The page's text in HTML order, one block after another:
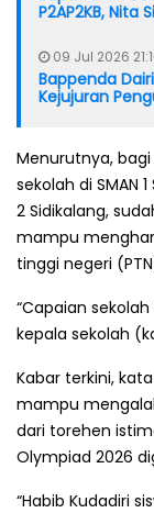
P2AP2KB, Nita
09 Jul 2026
Bappenda
Kejujuran
Menurutnya,
sekolah di SMAN
2 Sidikalang,
mampu
tinggi negeri
“Capaian
kepala sekolah
Kabar terkini,
mampu
dari torehen
Olympiad 2026
“Habib Kudadiri